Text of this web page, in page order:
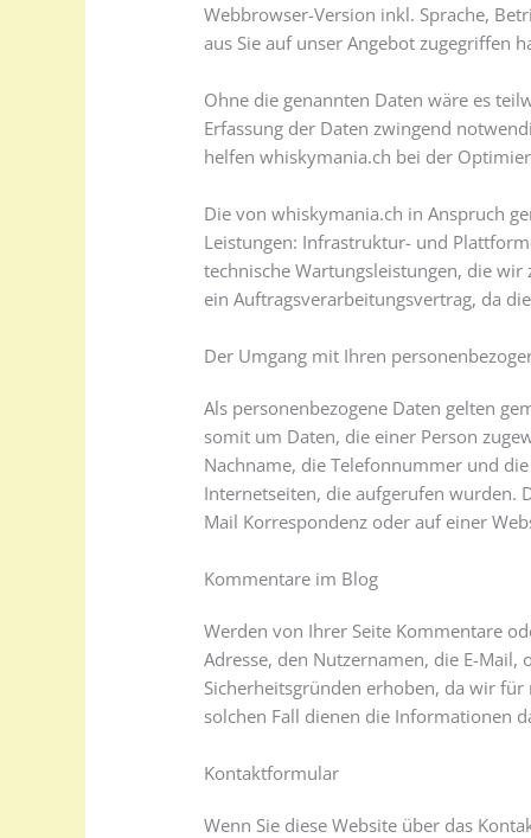
Webbrowser-Version inkl. Sprache,
aus Sie auf unser Angebot zugegriffen
Ohne die genannten Daten wäre es
Erfassung der Daten zwingend
helfen whiskymania.ch bei der
Die von whiskymania.ch in Anspruch
Leistungen: Infrastruktur- und
technische Wartungsleistungen, die wir
ein Auftragsverarbeitungsvertrag, da
Der Umgang mit Ihren
Als personenbezogene Daten gelten
somit um Daten, die einer Person
Nachname, die Telefonnummer und
Internetseiten, die aufgerufen wurden.
Mail Korrespondenz oder auf einer
Kommentare im Blog
Werden von Ihrer Seite Kommentare
Adresse, den Nutzernamen, die E-
Sicherheitsgründen erhoben, da wir
solchen Fall dienen die Informationen
Kontaktformular
Wenn Sie diese Website über das